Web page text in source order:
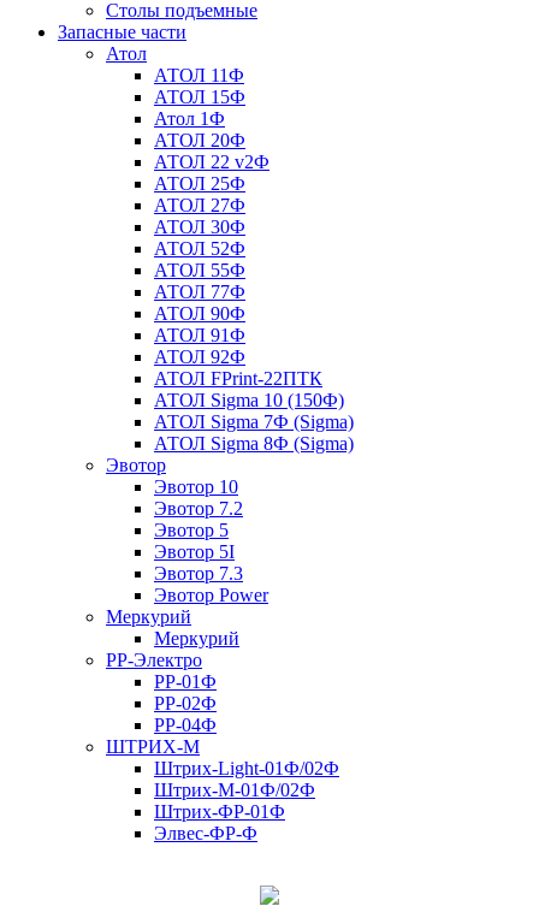
Столы подъемные
Запасные части
Атол
АТОЛ 11Ф
АТОЛ 15Ф
Атол 1Ф
АТОЛ 20Ф
АТОЛ 22 v2Ф
АТОЛ 25Ф
АТОЛ 27Ф
АТОЛ 30Ф
АТОЛ 52Ф
АТОЛ 55Ф
АТОЛ 77Ф
АТОЛ 90Ф
АТОЛ 91Ф
АТОЛ 92Ф
АТОЛ FPrint-22ПТК
АТОЛ Sigma 10 (150Ф)
АТОЛ Sigma 7Ф (Sigma)
АТОЛ Sigma 8Ф (Sigma)
Эвотор
Эвотор 10
Эвотор 7.2
Эвотор 5
Эвотор 5I
Эвотор 7.3
Эвотор Power
Меркурий
Меркурий
РР-Электро
РР-01Ф
РР-02Ф
РР-04Ф
ШТРИХ-М
Штрих-Light-01Ф/02Ф
Штрих-М-01Ф/02Ф
Штрих-ФР-01Ф
Элвес-ФР-Ф